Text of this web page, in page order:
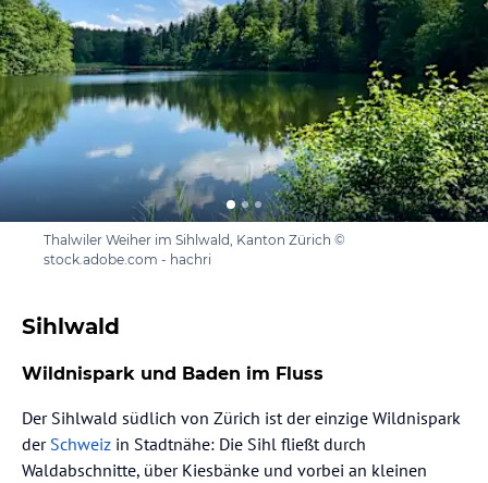
Thalwiler Weiher im Sihlwald, Kanton Zürich ©
stock.adobe.com - hachri
Sihlwald
Wildnispark und Baden im Fluss
Der Sihlwald südlich von Zürich ist der einzige Wildnispark
der Schweiz in Stadtnähe: Die Sihl fließt durch
Waldabschnitte, über Kiesbänke und vorbei an kleinen